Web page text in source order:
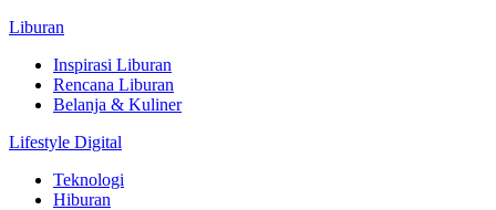
Liburan
Inspirasi Liburan
Rencana Liburan
Belanja & Kuliner
Lifestyle Digital
Teknologi
Hiburan